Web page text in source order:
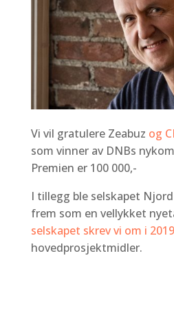
Vi vil gratulere Zeabuz og
som vinner av DNBs
Premien er 100 000,-
I tillegg ble selskapet
frem som en vellykket
selskapet skrev vi om i 2019
hovedprosjektmidler.